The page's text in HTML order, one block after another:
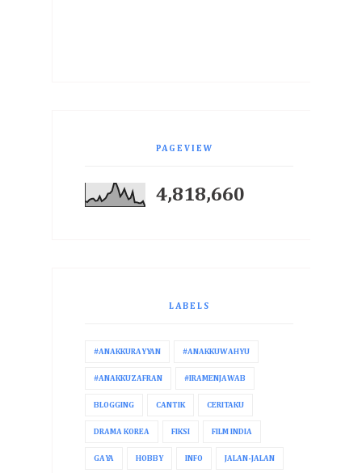
PAGEVIEW
4,818,660
LABELS
#ANAKKURAYYAN #ANAKKUWAHYU
#ANAKKUZAFRAN #IRAMENJAWAB
BLOGGING CANTIK CERITAKU
DRAMA KOREA FIKSI FILM INDIA
GAYA HOBBY INFO JALAN-JALAN